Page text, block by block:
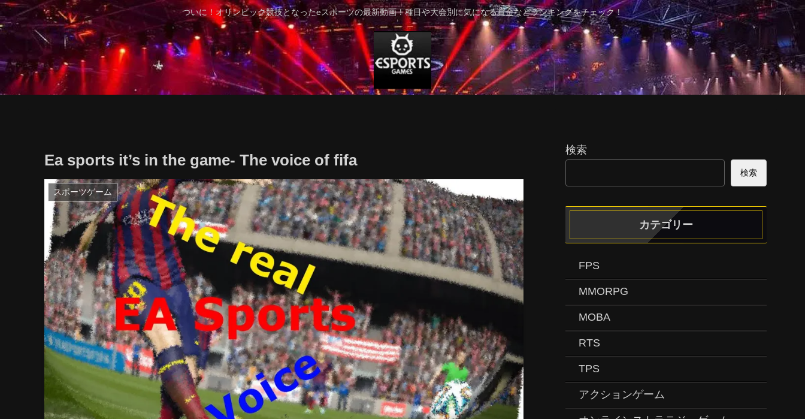
ついに！オリンピック競技となったeスポーツの最新動画！種目や大会別に気になる賞金などランキングをチェック！
Ea sports it’s in the game- The voice of fifa
スポーツゲーム
検索
検索
カテゴリー
FPS
MMORPG
MOBA
RTS
TPS
アクションゲーム